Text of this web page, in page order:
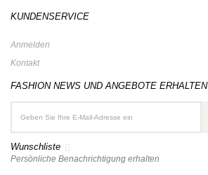
KUNDENSERVICE
Anmelden
Kontakt
FASHION NEWS UND ANGEBOTE ERHALTEN
Wunschliste
Persönliche Benachrichtigung erhalten